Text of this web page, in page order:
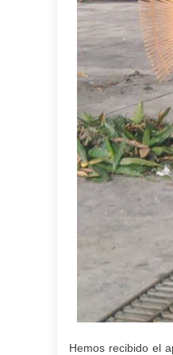
Hemos recibido el